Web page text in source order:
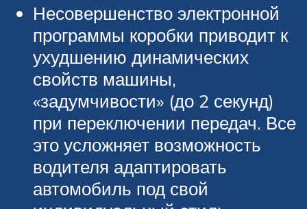
Несовершенство электронной
программы коробки приводит к
ухудшению динамических
свойств машины,
«задумчивости» (до 2 секунд)
при переключении передач. Все
это усложняет возможность
водителя адаптировать
автомобиль под свой